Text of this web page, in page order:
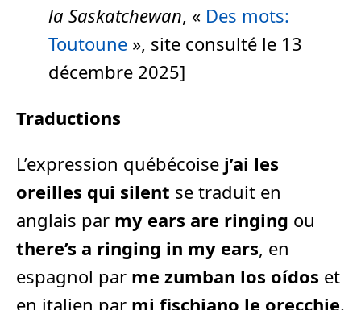
la Saskatchewan, « Des mots:
Toutoune », site consulté le 13
décembre 2025]
Traductions
L’expression québécoise j’ai les
oreilles qui silent se traduit en
anglais par my ears are ringing ou
there’s a ringing in my ears, en
espagnol par me zumban los oídos et
en italien par mi fischiano le orecchie.